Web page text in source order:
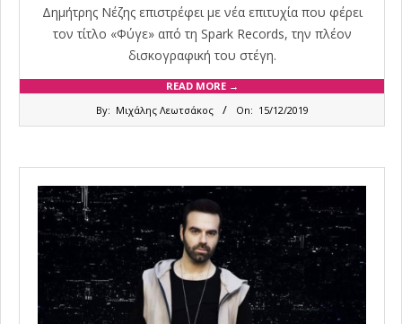
Δημήτρης Νέζης επιστρέφει με νέα επιτυχία που φέρει
τον τίτλο «Φύγε» από τη Spark Records, την πλέον
δισκογραφική του στέγη.
READ MORE →
By: Μιχάλης Λεωτσάκος On: 15/12/2019